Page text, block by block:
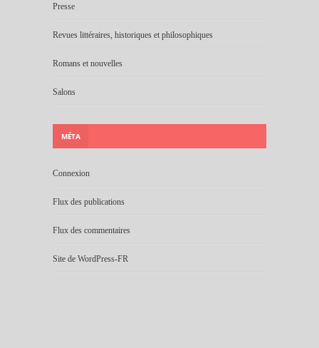
Presse
Revues littéraires, historiques et philosophiques
Romans et nouvelles
Salons
MÉTA
Connexion
Flux des publications
Flux des commentaires
Site de WordPress-FR